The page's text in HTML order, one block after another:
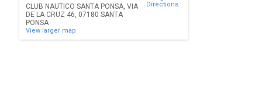
CLUB NAUTICO SANTA PONSA, VIA
DE LA CRUZ 46, 07180 SANTA
PONSA
View larger map
Directions